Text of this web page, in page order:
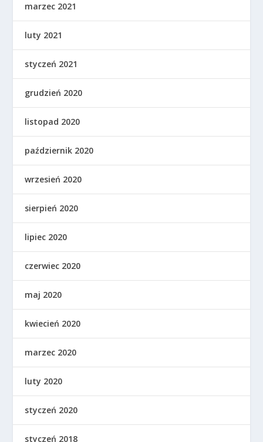
marzec 2021
luty 2021
styczeń 2021
grudzień 2020
listopad 2020
październik 2020
wrzesień 2020
sierpień 2020
lipiec 2020
czerwiec 2020
maj 2020
kwiecień 2020
marzec 2020
luty 2020
styczeń 2020
styczeń 2018